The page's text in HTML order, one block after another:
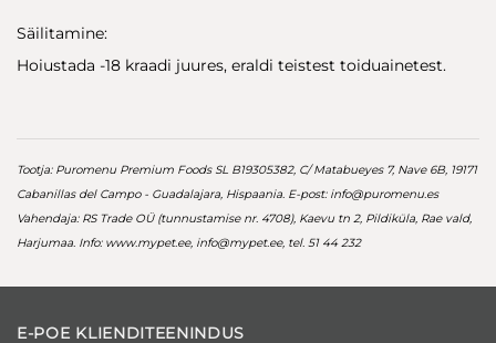
Säilitamine:
Hoiustada -18 kraadi juures, eraldi teistest toiduainetest.
Tootja: Puromenu Premium Foods SL B19305382, C/ Matabueyes 7, Nave 6B, 19171
Cabanillas del Campo - Guadalajara, Hispaania. E-post: info@puromenu.es
Vahendaja: RS Trade OÜ (tunnustamise nr. 4708), Kaevu tn 2, Pildiküla, Rae vald,
Harjumaa. Info: www.mypet.ee, info@mypet.ee, tel. 51 44 232
E-POE KLIENDITEENINDUS